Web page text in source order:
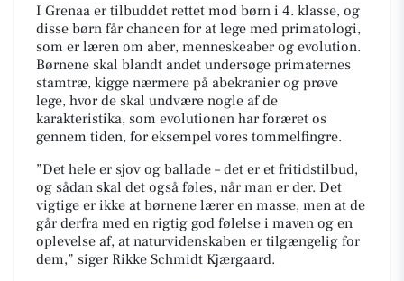
I Grenaa er tilbuddet rettet mod børn i 4. klasse, og
disse børn får chancen for at lege med primatologi,
som er læren om aber, menneskeaber og evolution.
Børnene skal blandt andet undersøge primaternes
stamtræ, kigge nærmere på abekranier og prøve
lege, hvor de skal undvære nogle af de
karakteristika, som evolutionen har foræret os
gennem tiden, for eksempel vores tommelfingre.
”Det hele er sjov og ballade – det er et fritidstilbud,
og sådan skal det også føles, når man er der. Det
vigtige er ikke at børnene lærer en masse, men at de
går derfra med en rigtig god følelse i maven og en
oplevelse af, at naturvidenskaben er tilgængelig for
dem,” siger Rikke Schmidt Kjærgaard.